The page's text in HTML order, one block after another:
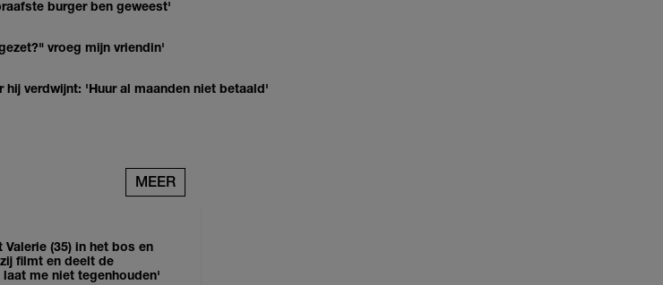
burger ben geweest'
vroeg mijn vriendin'
hij verdwijnt: 'Huur al maanden niet betaald'
MEER
(35) in het bos en
filmt en deelt de
me niet tegenhouden'